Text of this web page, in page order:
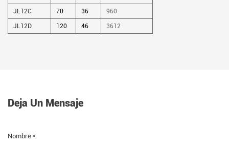
JL12C 70 36 960
JL12D 120 46 3612
Deja Un Mensaje
Nombre *